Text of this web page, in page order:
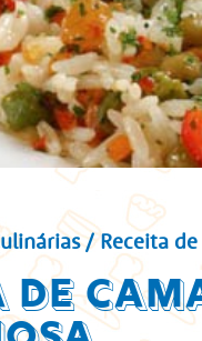
/ Receita de
de